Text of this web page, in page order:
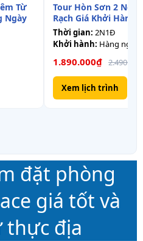
Từ
Ngày
Tour Hòn Sơn 2
Rạch Giá Khởi Hành
Thời gian: 2N1Đ
Khởi hành: Hàng ngày
1.890.000₫
Xem lịch trình
đặt phòng
giá tốt và
thực địa